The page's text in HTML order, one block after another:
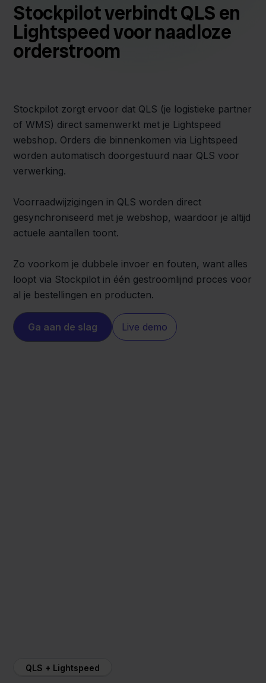
Stockpilot verbindt QLS en
Lightspeed voor naadloze
orderstroom
Stockpilot zorgt ervoor dat QLS (je logistieke partner
of WMS) direct samenwerkt met je Lightspeed
webshop. Orders die binnenkomen via Lightspeed
worden automatisch doorgestuurd naar QLS voor
verwerking.
Voorraadwijzigingen in QLS worden direct
gesynchroniseerd met je webshop, waardoor je altijd
actuele aantallen toont.
Zo voorkom je dubbele invoer en fouten, want alles
loopt via Stockpilot in één gestroomlijnd proces voor
al je bestellingen en producten.
Ga aan de slag Live demo
QLS + Lightspeed